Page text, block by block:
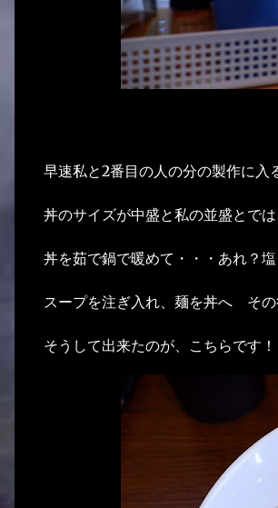
早速私と2番目の人の分の製作に入
丼のサイズが中盛と私の並盛とでは
丼を茹で鍋で暖めて・・・あれ？
スープを注ぎ入れ、麺を丼へ その
そうして出来たのが、こちらです！